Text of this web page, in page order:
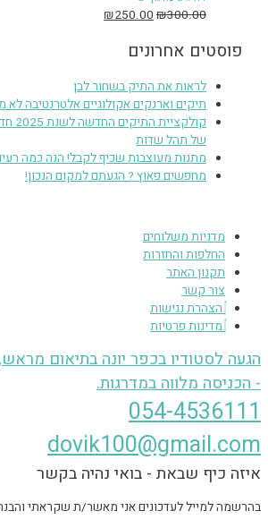
₪300.00
₪250.00
פוסטים אחרונים
לראות את התיק בשחור לבן
תיקים וארנקים אקולוגיים אלטרנטיבה לא
של תהל שדות
מתנות מעוצבות שכיף לקבל! הנה כמה
מחפשים פאוץ ? הגעתם למקום הנכון!
מדניות משלוחים
החלפות והחזרות
תקנון האתר
צור קשר
הצהרת נגישות
מדינות פרטיות
הגעה לסטודיו בכפר יונה בתיאום
- הכניסה מלווה במדרגות.
054-4536111
dovik100@gmail.com
איזה כיף שבאת - בואי נהיה בקשר
בהרשמה למייל לעדכונים אני מאשר/ת שקראתי